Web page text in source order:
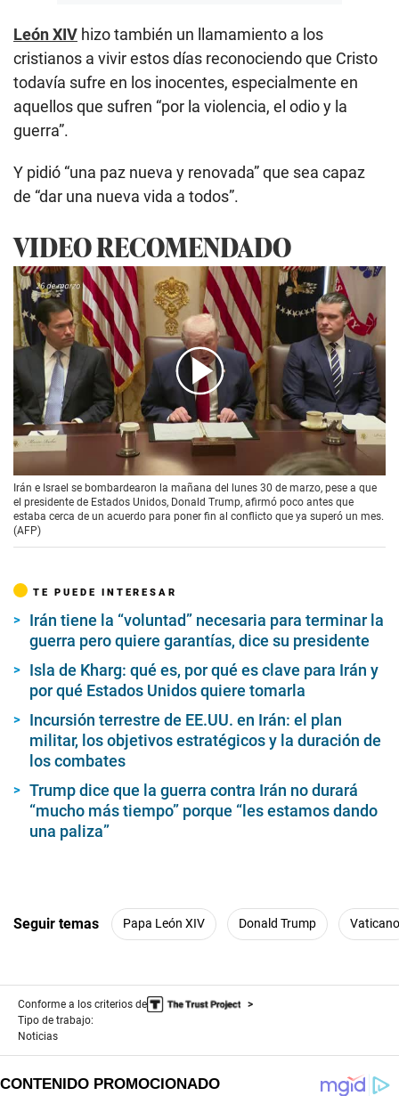
León XIV hizo también un llamamiento a los
cristianos a vivir estos días reconociendo que Cristo
todavía sufre en los inocentes, especialmente en
aquellos que sufren “por la violencia, el odio y la
guerra”.
Y pidió “una paz nueva y renovada” que sea capaz
de “dar una nueva vida a todos”.
VIDEO RECOMENDADO
01:35
Irán e Israel se bombardearon la mañana del lunes 30 de marzo, pese a que
el presidente de Estados Unidos, Donald Trump, afirmó poco antes que
estaba cerca de un acuerdo para poner fin al conflicto que ya superó un mes.
(AFP)
TE PUEDE INTERESAR
Irán tiene la “voluntad” necesaria para terminar la
guerra pero quiere garantías, dice su presidente
Isla de Kharg: qué es, por qué es clave para Irán y
por qué Estados Unidos quiere tomarla
Incursión terrestre de EE.UU. en Irán: el plan
militar, los objetivos estratégicos y la duración de
los combates
Trump dice que la guerra contra Irán no durará
“mucho más tiempo” porque “les estamos dando
una paliza”
Seguir temas Papa León XIV Donald Trump Vaticano
Conforme a los criterios de
Tipo de trabajo:
Noticias